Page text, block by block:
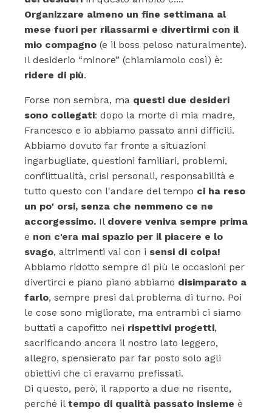
Organizzare almeno un fine settimana al
mese fuori per rilassarmi e divertirmi con il
mio compagno (e il boss peloso naturalmente).
Il desiderio “minore” (chiamiamolo così) è:
ridere di più.
Forse non sembra, ma questi due desideri
sono collegati: dopo la morte di mia madre,
Francesco e io abbiamo passato anni difficili.
Abbiamo dovuto far fronte a situazioni
ingarbugliate, questioni familiari, problemi,
conflittualità, crisi personali, responsabilità e
tutto questo con l'andare del tempo ci ha reso
un po' orsi, senza che nemmeno ce ne
accorgessimo. Il dovere veniva sempre prima
e non c'era mai spazio per il piacere e lo
svago, altrimenti vai con i sensi di colpa!
Abbiamo ridotto sempre di più le occasioni per
divertirci e piano piano abbiamo disimparato a
farlo, sempre presi dal problema di turno. Poi
le cose sono migliorate, ma entrambi ci siamo
buttati a capofitto nei rispettivi progetti,
sacrificando ancora il nostro lato leggero,
allegro, spensierato par far posto solo agli
obiettivi che ci eravamo prefissati.
Di questo, però, il rapporto a due ne risente,
perché il tempo di qualità passato insieme è